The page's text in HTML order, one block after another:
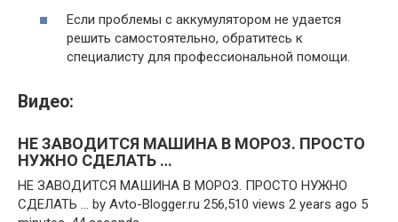
Если проблемы с аккумулятором не удается
решить самостоятельно, обратитесь к
специалисту для профессиональной помощи.
Видео:
НЕ ЗАВОДИТСЯ МАШИНА В МОРОЗ. ПРОСТО
НУЖНО СДЕЛАТЬ …
НЕ ЗАВОДИТСЯ МАШИНА В МОРОЗ. ПРОСТО НУЖНО
СДЕЛАТЬ … by Avto-Blogger.ru 256,510 views 2 years ago 5